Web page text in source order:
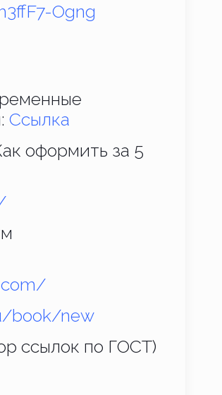
Ogng
Ссылка
оформить за 5
book/new
ссылок по ГОСТ)